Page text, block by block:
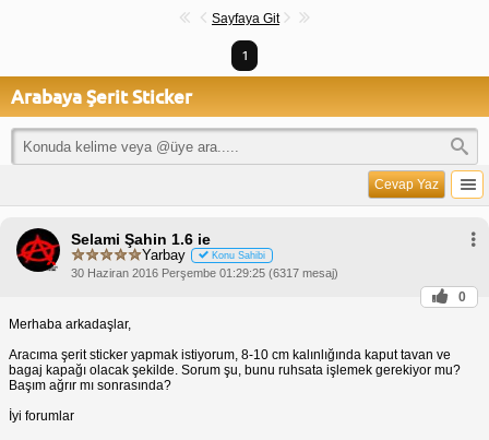
Sayfaya Git
1
Arabaya Şerit Sticker
Cevap Yaz
Selami Şahin 1.6 ie
Yarbay Konu Sahibi
30 Haziran 2016 Perşembe 01:29:25 (6317 mesaj)
0
Merhaba arkadaşlar,
Aracıma şerit sticker yapmak istiyorum, 8-10 cm kalınlığında kaput tavan ve
bagaj kapağı olacak şekilde. Sorum şu, bunu ruhsata işlemek gerekiyor mu?
Başım ağrır mı sonrasında?
İyi forumlar